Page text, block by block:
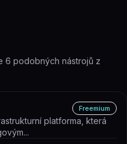
6 podobných nástrojů z
Freemium
platforma, která